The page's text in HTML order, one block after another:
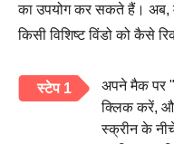
का उपयोग कर सकते हैं। अब,
किसी विशिष्ट विंडो को कैसे
स्टेप 1
अपने मैक पर
क्लिक करें,
स्क्रीन के